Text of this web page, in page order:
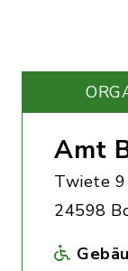
Amt
Twiete 9
24598